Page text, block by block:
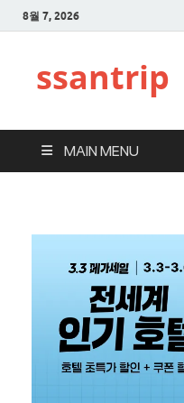
8월 7, 2026
ssantrip
MAIN MENU